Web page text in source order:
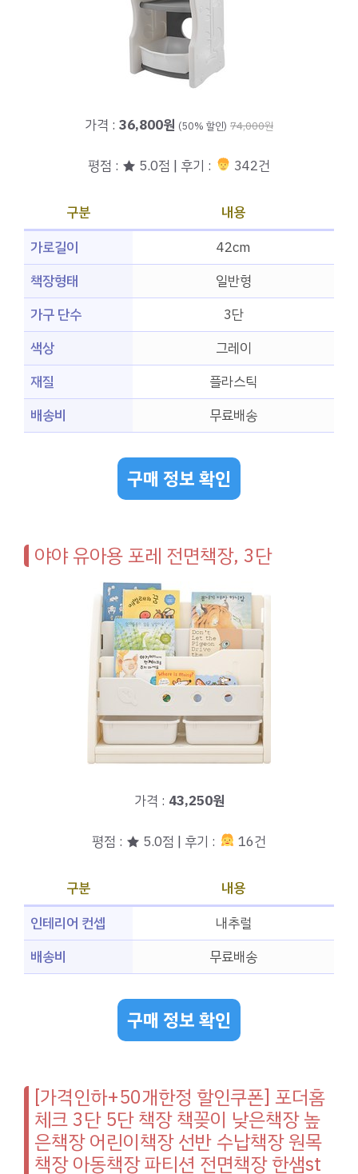
가격 : 36,800원 (50% 할인) 74,000원
평점 : ★ 5.0점 | 후기 : 342건
구분
내용
가로길이
42cm
책장형태
일반형
가구 단수
3단
색상
그레이
재질
플라스틱
배송비
무료배송
구매 정보 확인
야야 유아용 포레 전면책장, 3단
가격 : 43,250원
평점 : ★ 5.0점 | 후기 : 16건
구분
내용
인테리어 컨셉
내추럴
배송비
무료배송
구매 정보 확인
[가격인하+50개한정 할인쿠폰] 포더홈
체크 3단 5단 책장 책꽂이 낮은책장 높
은책장 어린이책장 선반 수납책장 원목
책장 아동책장 파티션 전면책장 한샘st